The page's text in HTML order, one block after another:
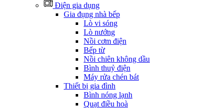
Điện gia dụng
Gia đụng nhà bếp
Lò vi sóng
Lò nướng
Nồi cơm điện
Bếp từ
Nồi chiên không dầu
Bình thuỷ điện
Máy rửa chén bát
Thiết bị gia đình
Bình nóng lạnh
Quạt điều hoà